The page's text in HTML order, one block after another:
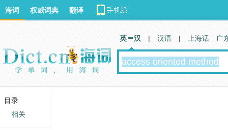
海词 权威词典 翻译
英 汉 | 汉语 | 上海话 广
目录
相关